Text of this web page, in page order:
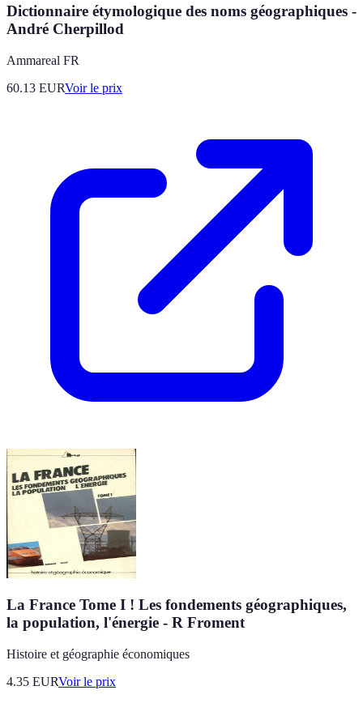
Dictionnaire étymologique des noms géographiques -
André Cherpillod
Ammareal FR
60.13 EURVoir le prix
La France Tome I ! Les fondements géographiques,
la population, l'énergie - R Froment
Histoire et géographie économiques
4.35 EURVoir le prix